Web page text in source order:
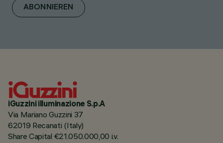
ABONNIEREN
iGuzzini illuminazione S.p.A
Via Mariano Guzzini 37
62019 Recanati (Italy)
Share Capital €21.050.000,00 i.v.